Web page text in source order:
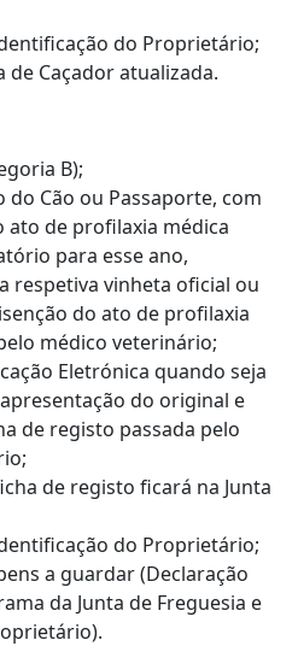
do Proprietário;
de Caçador atualizada.
B);
do Cão ou Passaporte, com
ato de profilaxia médica
para esse ano,
respetiva vinheta oficial ou
do ato de profilaxia
médico veterinário;
Eletrónica quando seja
do original e
de registo passada pelo
de registo ficará na Junta
do Proprietário;
a guardar (Declaração
da Junta de Freguesia e